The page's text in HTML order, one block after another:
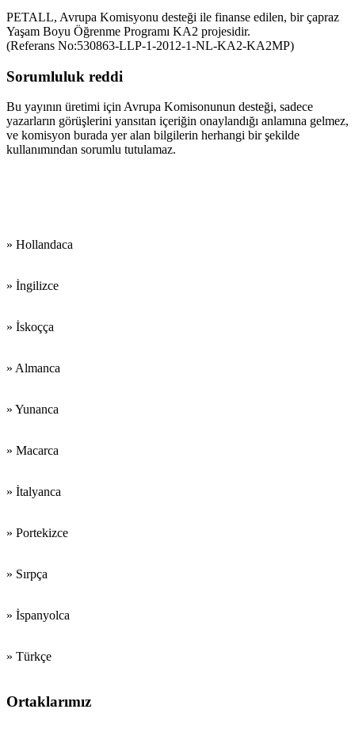
PETALL, Avrupa Komisyonu desteği ile finanse edilen, bir çapraz
Yaşam Boyu Öğrenme Programı KA2 projesidir.
(Referans No:530863-LLP-1-2012-1-NL-KA2-KA2MP)
Sorumluluk reddi
Bu yayının üretimi için Avrupa Komisonunun desteği, sadece
yazarların görüşlerini yansıtan içeriğin onaylandığı anlamına gelmez,
ve komisyon burada yer alan bilgilerin herhangi bir şekilde
kullanımından sorumlu tutulamaz.
» Hollandaca
» İngilizce
» İskoçça
» Almanca
» Yunanca
» Macarca
» İtalyanca
» Portekizce
» Sırpça
» İspanyolca
» Türkçe
Ortaklarımız